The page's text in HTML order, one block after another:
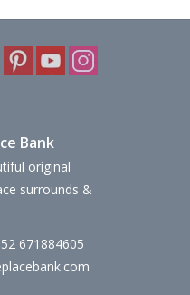
Bank
original
surrounds &
671884605